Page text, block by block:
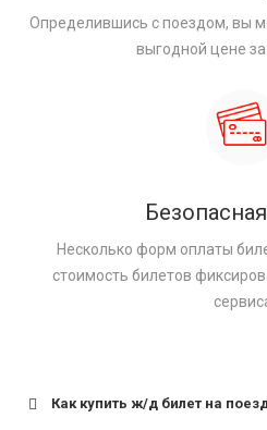
Определившись с поездом, вы
выгодной цене за
Несколько форм оплаты
стоимость билетов
Как купить ж/д билет на